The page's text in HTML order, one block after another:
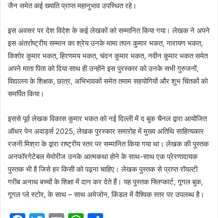
जैन समेत कई ख्याति प्राप्त महानुभाव उपस्थित रहे।
इस अवसर पर देश विदेश के कई लेखकों को सम्मानित किया गया। लेखक ने अपने
इस अंतर्राष्ट्रीय सम्मान का श्रेय उनके मामा तपन कुमार भकत, नारायण भकत,
किशोर कुमार भकत, हिरणमय भकत, चंदन कुमार भकत, नवीन कुमार भकत समेत
अपने माता पिता को दिया साथ ही उन्होंने इस पुरस्कार को उनके सभी गुरुजनों,
विद्यालय के शिक्षक, छात्र, अभिभावकों समेत तमाम सहयोगियों और शुभ चिंतकों को
समर्पित किया।
इससे पूर्व लेखक विकास कुमार भकत को नई दिल्ली में द बुक चैनल द्वारा आयोजित
ऑथर पेन अवार्ड्स 2025, लेखक पुरस्कार समारोह में मुख्य अतिथि साहित्यकार
रजनी मिश्रा के द्वारा राष्ट्रीय स्तर पर सम्मानित किया गया था। लेखक की पुस्तक
अनफॉरगेटेबल मेमोरीज उनके आत्मकथा होने के साथ-साथ एक प्रेरणादायक
पुस्तक भी है जिसे हर किसी को पढ़ना चाहिए। लेखक पुस्तक से प्राप्त रॉयल्टी
गरीब अनाथ बच्चों के शिक्षा में दान कर देते हैं। यह पुस्तक फ्लिप्कार्ट, गूगल बुक,
गूगल प्ले स्टोर, के साथ – साथ अमेजोन, किंडल में वैश्विक स्तर पर उपलब्ध है।